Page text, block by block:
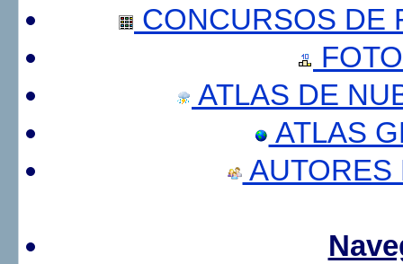
CONCURSOS DE
ATLAS DE
ATLAS
AUTORES